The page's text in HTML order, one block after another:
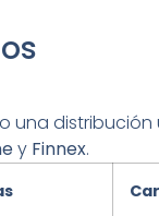
distribución
y Finnex.